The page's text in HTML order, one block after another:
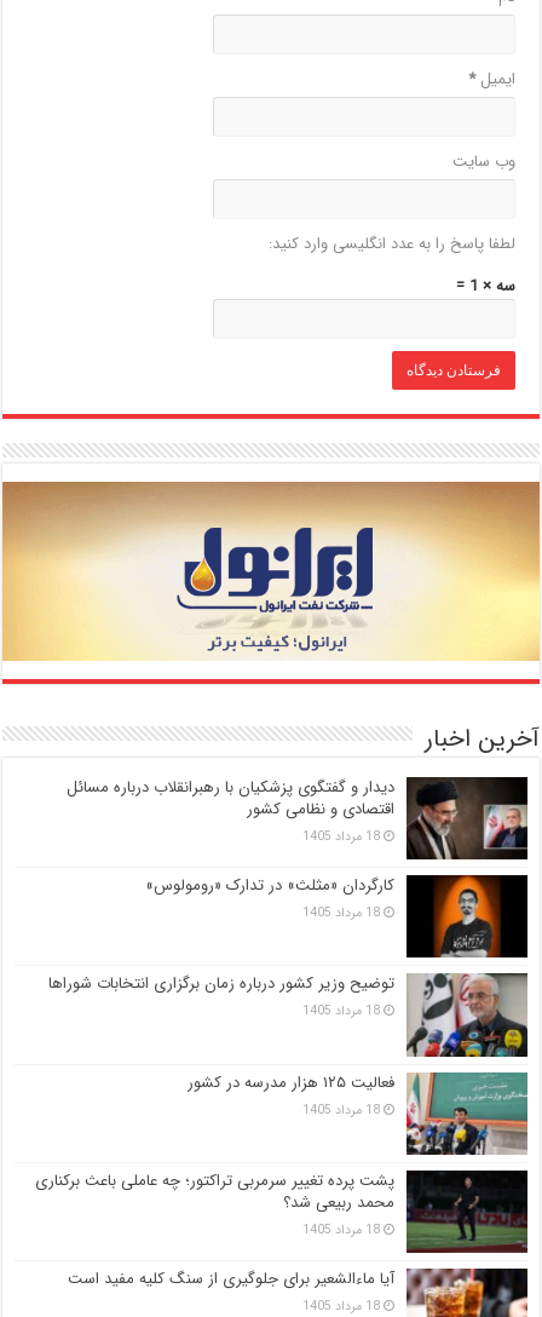
ایمیل*
وب‌ سایت
لطفا پاسخ را به عدد انگلیسی وارد کنید:
سه × 1 =
آخرین اخبار
دیدار و گفتگوی پزشکیان با رهبرانقلاب درباره مسائل
اقتصادی و نظامی کشور
18 مرداد 1405
کارگردان «مثلث» در تدارک «رومولوس»
18 مرداد 1405
توضیح وزیر کشور درباره زمان برگزاری انتخابات شوراها
18 مرداد 1405
فعالیت ۱۲۵ هزار مدرسه در کشور
18 مرداد 1405
پشت پرده تغییر سرمربی تراکتور؛ چه عاملی باعث برکناری
محمد ربیعی شد؟
18 مرداد 1405
آیا ماءالشعیر برای جلوگیری از سنگ کلیه مفید است
18 مرداد 1405